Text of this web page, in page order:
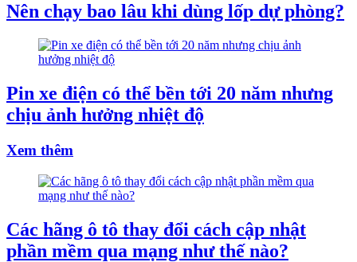
Nên chạy bao lâu khi dùng lốp dự phòng?
Pin xe điện có thể bền tới 20 năm nhưng
chịu ảnh hưởng nhiệt độ
Xem thêm
Các hãng ô tô thay đổi cách cập nhật
phần mềm qua mạng như thế nào?